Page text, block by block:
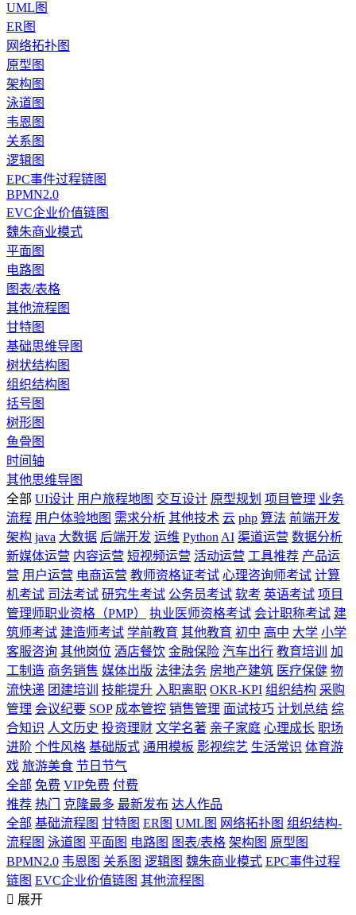
UML图
ER图
网络拓扑图
原型图
架构图
泳道图
韦恩图
关系图
逻辑图
EPC事件过程链图
BPMN2.0
EVC企业价值链图
魏朱商业模式
平面图
电路图
图表/表格
其他流程图
甘特图
基础思维导图
树状结构图
组织结构图
括号图
树形图
鱼骨图
时间轴
其他思维导图
全部 UI设计 用户旅程地图 交互设计 原型规划 项目管理 业务
流程 用户体验地图 需求分析 其他技术 云 php 算法 前端开发
架构 java 大数据 后端开发 运维 Python AI 渠道运营 数据分析
新媒体运营 内容运营 短视频运营 活动运营 工具推荐 产品运
营 用户运营 电商运营 教师资格证考试 心理咨询师考试 计算
机考试 司法考试 研究生考试 公务员考试 软考 英语考试 项目
管理师职业资格（PMP）
执业医师资格考试 会计职称考试 建
筑师考试 建造师考试 学前教育 其他教育 初中 高中 大学 小学
客服咨询 其他岗位 酒店餐饮 金融保险 汽车出行 教育培训
加
工制造 商务销售 媒体出版 法律法务 房地产建筑 医疗保健 物
流快递 团建培训 技能提升 入职离职 OKR-KPI 组织结构 采购
管理 会议纪要 SOP 成本管控 销售管理 面试技巧 计划总结 综
合知识 人文历史 投资理财 文学名著 亲子家庭 心理成长 职场
进阶 个性风格 基础版式 通用模板 影视综艺 生活常识 体育游
戏 旅游美食 节日节气
全部 免费 VIP免费 付费
推荐 热门 克隆最多 最新发布 达人作品
全部 基础流程图 甘特图 ER图 UML图 网络拓扑图 组织结构-
流程图 泳道图 平面图 电路图 图表/表格 架构图 原型图
BPMN2.0 韦恩图 关系图 逻辑图 魏朱商业模式 EPC事件过程
链图 EVC企业价值链图 其他流程图
 展开